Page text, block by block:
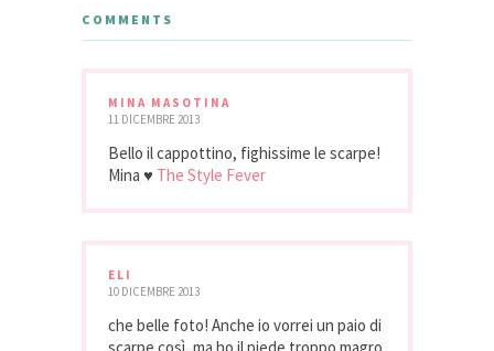
COMMENTS
MINA MASOTINA
11 DICEMBRE 2013
Bello il cappottino, fighissime le scarpe!
Mina ♥ The Style Fever
ELI
10 DICEMBRE 2013
che belle foto! Anche io vorrei un paio di